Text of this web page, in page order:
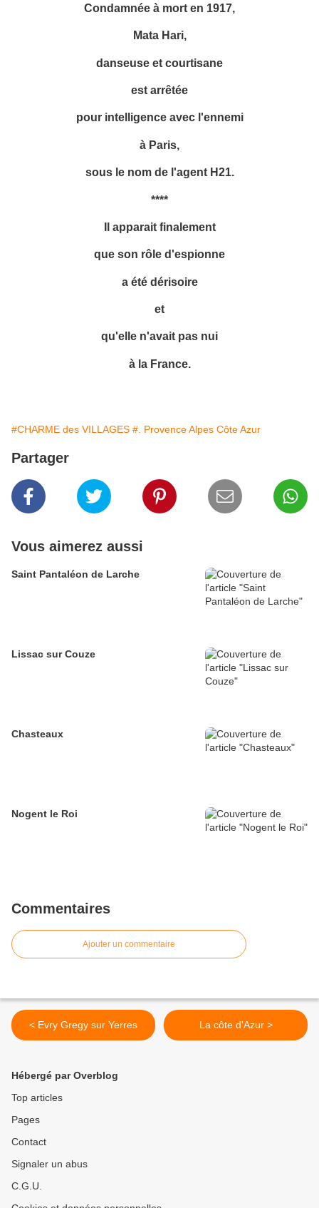
Condamnée à mort en 1917,
Mata Hari,
danseuse et courtisane
est arrêtée
pour intelligence avec l'ennemi
à Paris,
sous le nom de l'agent H21.
****
Il apparait finalement
que son rôle d'espionne
a été dérisoire
et
qu'elle n'avait pas nui
à la France.
#CHARME des VILLAGES #. Provence Alpes Côte Azur
Partager
Vous aimerez aussi
Saint Pantaléon de Larche
Lissac sur Couze
Chasteaux
Nogent le Roi
Commentaires
Ajouter un commentaire
< Evry Gregy sur Yerres La côte d'Azur >
Hébergé par Overblog
Top articles
Pages
Contact
Signaler un abus
C.G.U.